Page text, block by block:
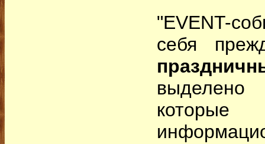
"EVENT-
себя
выделено